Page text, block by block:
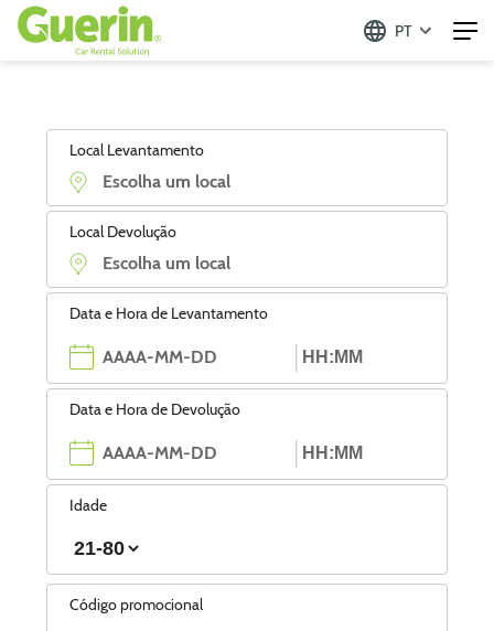
PT
Local Levantamento
Local Devolução
Data e Hora de Levantamento
Data e Hora de Devolução
Idade
Código promocional